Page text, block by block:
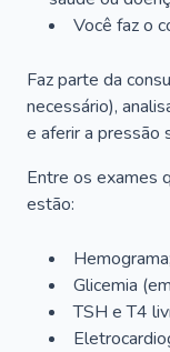
Você faz o
Faz parte da
necessário),
e aferir a pressão
Entre os exames
estão:
Hemograma;
Glicemia
TSH e T4